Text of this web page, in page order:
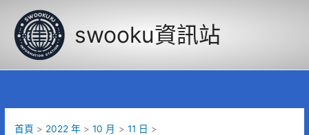
swooku資訊站
首頁 2022 年 10 月
11 日